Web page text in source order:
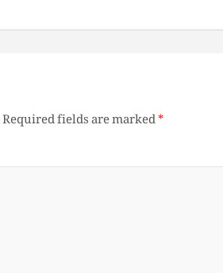
Required fields are marked*